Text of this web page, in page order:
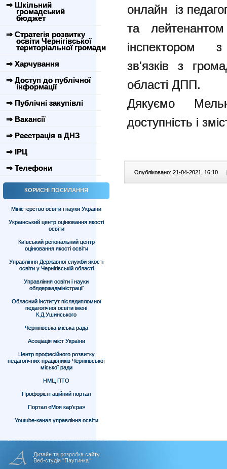
⇒ Шкільний
громадський
бюджет
⇒ Стратегія розвитку
освіти Чернігівської
територіальної громади
⇒ Харчування
⇒ Доступ до публічної
інформації
⇒ Публічні закупівлі
⇒ Вакансії
⇒ Реєстрація в ДНЗ
⇒ ІРЦ
⇒ Телефони
КОРИСНІ ПОСИЛАННЯ
Міністерство освіти і науки України
Український центр оцінювання якості
освіти
Київський регіональний центр
оцінювання якості освіти
Управління Державної служби якості
освіти у Чернігівській області
Управління освіти і науки
облдержадміністрації
Обласний інститут післядипломної
педагогічної освіти імені
К.Д.Ушинського
Чернігівська міська рада
Асоціація міст України
Центр професійного розвитку
педагогічних працівників Чернігівської
міської ради
НМЦ ПТО
Профорієнтаційний портал
Портал «Моя кар’єра»
Youtube-канал управління освіти
онлайн із
та
інспектором з
зв'язків з
області ДПП.
Дякуємо
доступність і
Опубліковано: 21-04-2021, 16:10 |
Дизайн та розробка сайту
Веб-студія "Паутинка"